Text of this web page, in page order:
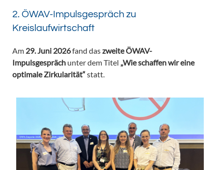
2. ÖWAV-Impulsgespräch zu
Kreislaufwirtschaft
Am 29. Juni 2026fand daszweite ÖWAV-
Impulsgespräch unter dem Titel „Wie schaffen wir eine
optimale Zirkularität“statt.